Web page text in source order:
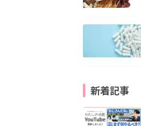
新着記事